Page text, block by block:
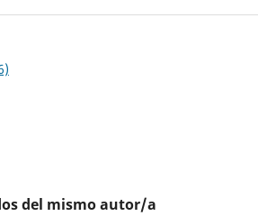
del mismo autor/a